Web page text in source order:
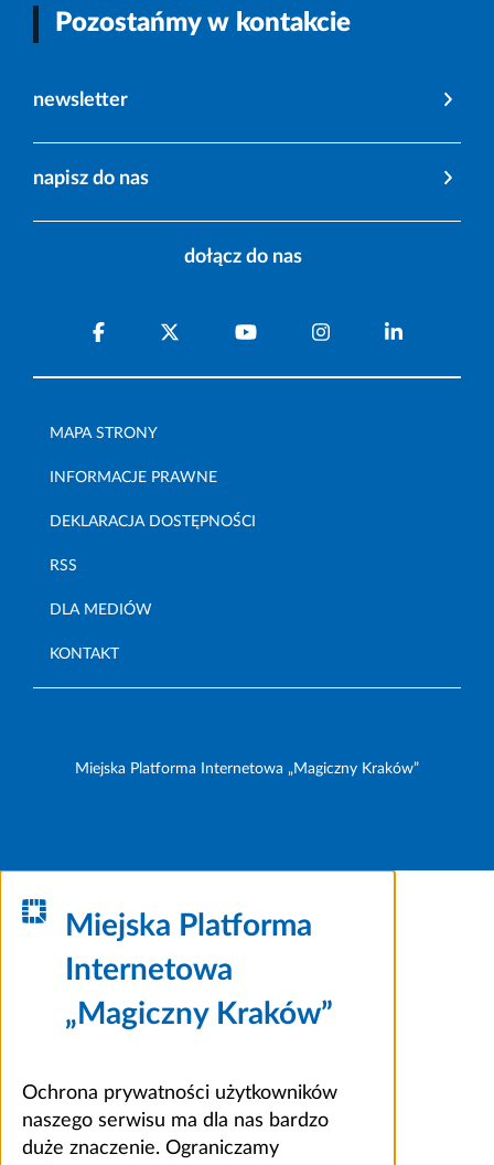
Pozostańmy w kontakcie
newsletter
napisz do nas
dołącz do nas
MAPA STRONY
INFORMACJE PRAWNE
DEKLARACJA DOSTĘPNOŚCI
RSS
DLA MEDIÓW
KONTAKT
Miejska Platforma Internetowa „Magiczny Kraków”
Miejska Platforma
Internetowa
„Magiczny Kraków”
Ochrona prywatności użytkowników
naszego serwisu ma dla nas bardzo
duże znaczenie. Ograniczamy